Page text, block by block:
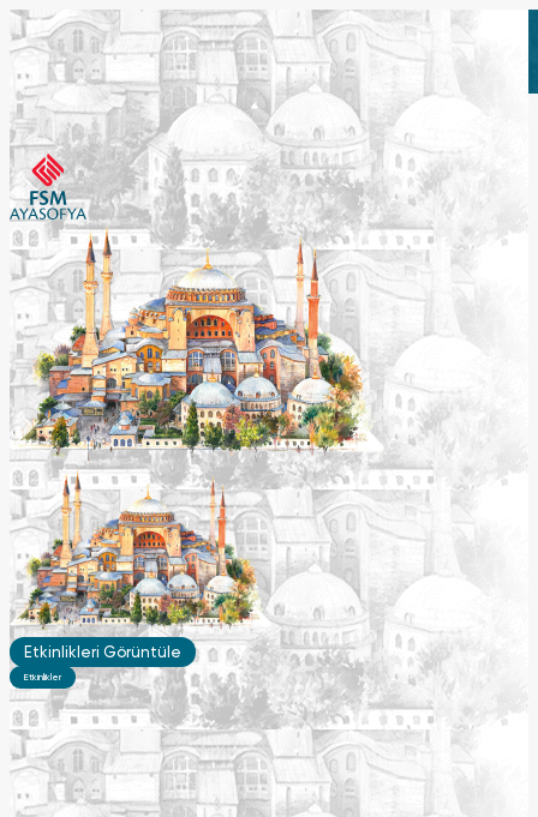
Etkinlikleri Görüntüle
Etkinlikleri Görüntüle
Etkinlikleri Görüntüle
Etkinlikler